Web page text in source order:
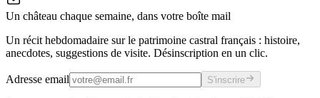
Un château chaque semaine, dans votre boîte mail
Un récit hebdomadaire sur le patrimoine castral français : histoire,
anecdotes, suggestions de visite. Désinscription en un clic.
Adresse email S'inscrire